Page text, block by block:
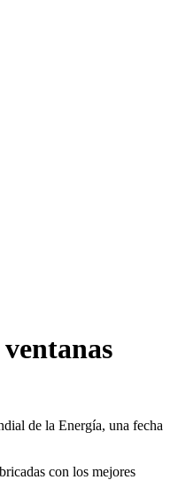
de la Energía, una fecha
con los mejores